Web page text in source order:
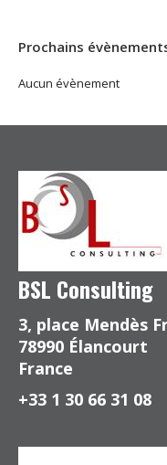
Prochains
Aucun évènement
BSL Consulting
3, place Mendès
78990 Élancourt
France
+33 1 30 66 31 08